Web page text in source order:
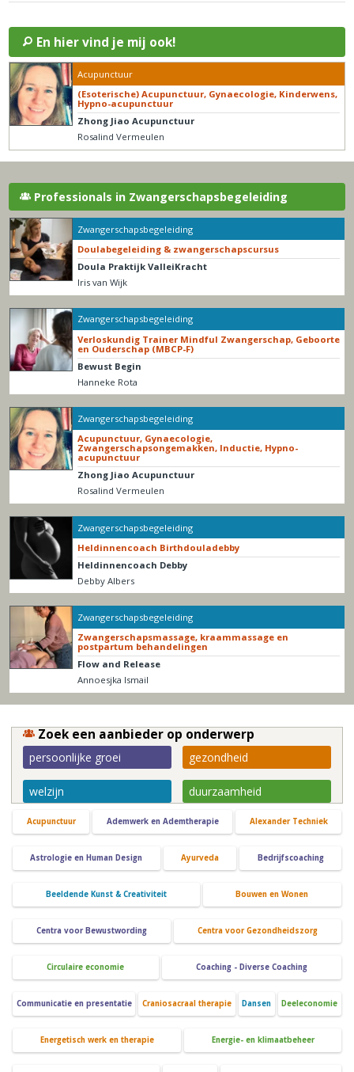
En hier vind je mij ook!
Acupunctuur
(Esoterische) Acupunctuur, Gynaecologie, Kinderwens,
Hypno-acupunctuur
Zhong Jiao Acupunctuur
Rosalind Vermeulen
Professionals in Zwangerschapsbegeleiding
Zwangerschapsbegeleiding
Doulabegeleiding & zwangerschapscursus
Doula Praktijk ValleiKracht
Iris van Wijk
Zwangerschapsbegeleiding
Verloskundig Trainer Mindful Zwangerschap, Geboorte
en Ouderschap (MBCP-F)
Bewust Begin
Hanneke Rota
Zwangerschapsbegeleiding
Acupunctuur, Gynaecologie,
Zwangerschapsongemakken, Inductie, Hypno-
acupunctuur
Zhong Jiao Acupunctuur
Rosalind Vermeulen
Zwangerschapsbegeleiding
Heldinnencoach Birthdouladebby
Heldinnencoach Debby
Debby Albers
Zwangerschapsbegeleiding
Zwangerschapsmassage, kraammassage en
postpartum behandelingen
Flow and Release
Annoesjka Ismail
Zoek een aanbieder op onderwerp
persoonlijke groei gezondheid
welzijn duurzaamheid
Acupunctuur Ademwerk en Ademtherapie Alexander Techniek
Astrologie en Human Design Ayurveda Bedrijfscoaching
Beeldende Kunst & Creativiteit Bouwen en Wonen
Centra voor Bewustwording Centra voor Gezondheidszorg
Circulaire economie Coaching - Diverse Coaching
Communicatie en presentatie Craniosacraal therapie Dansen Deeleconomie
Energetisch werk en therapie Energie- en klimaatbeheer